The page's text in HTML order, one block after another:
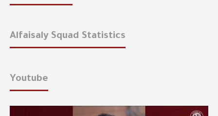
Alfaisaly Squad Statistics
Youtube